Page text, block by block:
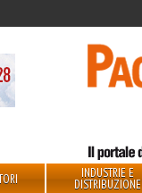
INDUSTRIE E
DISTRIBUZIONE